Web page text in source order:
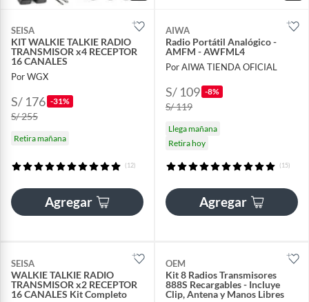
SEISA
KIT WALKIE TALKIE RADIO
TRANSMISOR x4 RECEPTOR
16 CANALES
Por WGX
S/ 176 -31%
S/ 255
Retira mañana
(12)
Agregar
AIWA
Radio Portátil Analógico -
AMFM - AWFML4
Por AIWA TIENDA OFICIAL
S/ 109 -8%
S/ 119
Llega mañana
Retira hoy
(15)
Agregar
SEISA
WALKIE TALKIE RADIO
TRANSMISOR x2 RECEPTOR
16 CANALES Kit Completo
OEM
Kit 8 Radios Transmisores
888S Recargables - Incluye
Clip, Antena y Manos Libres